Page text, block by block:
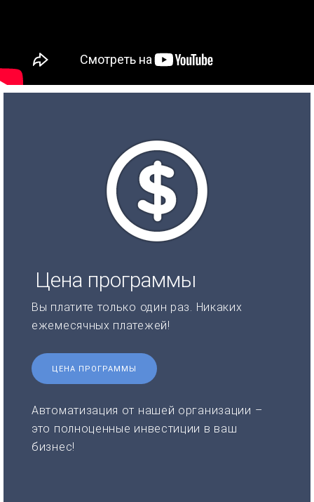
Цена программы
Вы платите только один раз. Никаких
ежемесячных платежей!
ЦЕНА ПРОГРАММЫ
Автоматизация от нашей организации –
это полноценные инвестиции в ваш
бизнес!